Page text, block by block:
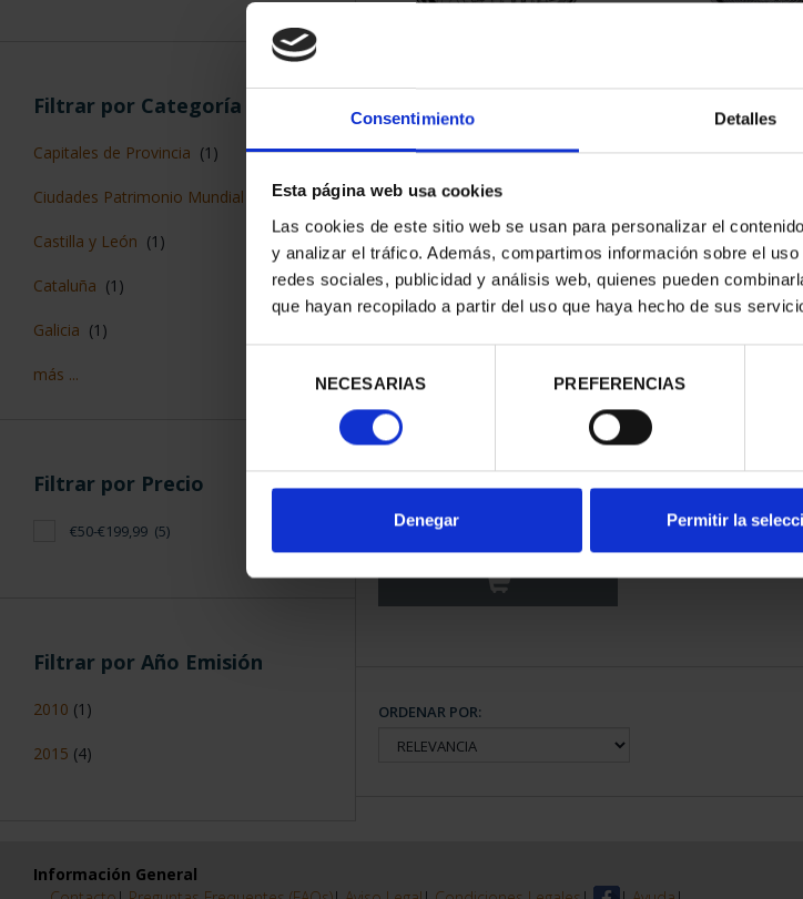
Consentimiento Detalles
Esta página web usa cookies
Las cookies de este sitio web se usan para personalizar el
y analizar el tráfico. Además, compartimos información sobre el
redes sociales, publicidad y análisis web, quienes pueden
que hayan recopilado a partir del uso que haya hecho de sus
consentimiento
NECESARIAS PREFERENCIAS
Denegar Permitir la
Filtrar por Categoría
Capitales de Provincia (1)
Ciudades Patrimonio Mundial
Castilla y León (1)
Cataluña (1)
Galicia (1)
más ...
Filtrar por Precio
€50-€199,99 (5)
Filtrar por Año Emisión
2010 (1)
2015 (4)
73,00 € 73,00 €
CIUDADES PATRIMONIO III -
ORDENAR POR:
Información General